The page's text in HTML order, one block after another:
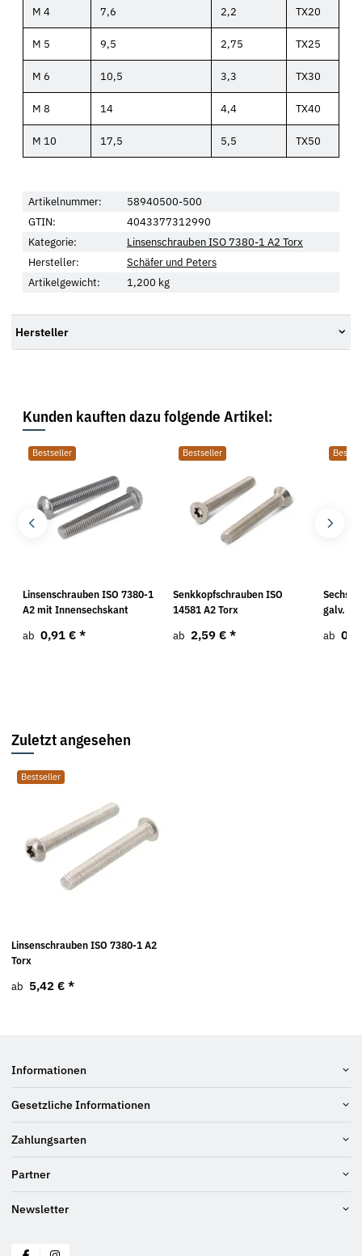
M 4 7,6 2,2 TX20
M 5 9,5 2,75 TX25
M 6 10,5 3,3 TX30
M 8 14 4,4 TX40
M 10 17,5 5,5 TX50
Artikelnummer:
58940500-500
GTIN:
4043377312990
Kategorie:
Linsenschrauben ISO 7380-1 A2 Torx
Hersteller:
Schäfer und Peters
Artikelgewicht:
1,200 kg
Hersteller
Kunden kauften dazu folgende Artikel:
Bestseller
Linsenschrauben ISO 7380-1
A2 mit Innensechskant
ab 0,91 € *
Bestseller
Senkkopfschrauben ISO
14581 A2 Torx
ab 2,59 € *
galv.
ab
Zuletzt angesehen
Bestseller
Linsenschrauben ISO 7380-1 A2
Torx
ab 5,42 € *
Informationen
Gesetzliche Informationen
Zahlungsarten
Partner
Newsletter